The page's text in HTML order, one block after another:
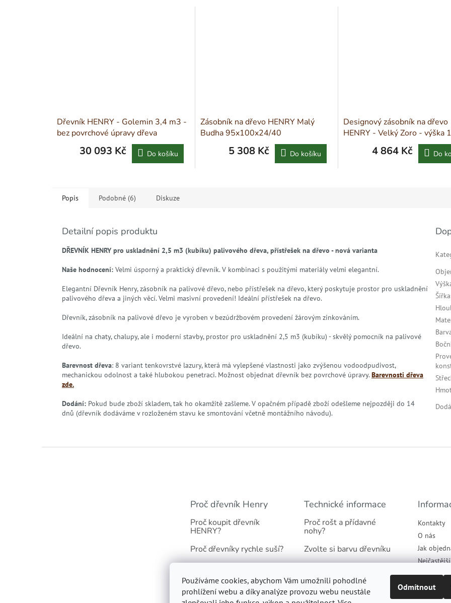
Používáme cookies, abychom Vám umožnili pohodlné
prohlížení webu a díky analýze provozu webu neustále
Odmítnout
Dřevník HENRY - Golemin 3,4 m3 -
bez povrchové úpravy dřeva
30 093 Kč Do košíku
Zásobník na dřevo HENRY Malý
Budha 95x100x24/40
5 308 Kč Do košíku
Designový zásobník na dřevo
HENRY - Velký Zoro - výška
4 864 Kč Do
Popis Podobné (6) Diskuze
Detailní popis produktu
DŘEVNÍK HENRY pro uskladnění 2,5 m3 (kubíku) palivového dřeva, přístřešek na dřevo - nová varianta
Naše hodnocení: Velmi úsporný a praktický dřevník. V kombinaci s použitými materiály velmi elegantní.
Elegantní Dřevník Henry, zásobník na palivové dřevo, nebo přístřešek na dřevo, který poskytuje prostor pro uskladnění
palivového dřeva a jiných věcí. Velmi masivní provedení! Ideální přístřešek na dřevo.
Dřevník, zásobník na palivové dřevo je vyroben v bezúdržbovém provedení žárovým zinkováním.
Ideální na chaty, chalupy, ale i moderní stavby, prostor pro uskladnění 2,5 m3 (kubíku) - skvělý pomocník na palivové
dřevo.
Barevnost dřeva: 8 variant tenkovrstvé lazury, která má vylepšené vlastnosti jako zvýšenou vodoodpudivost,
mechanickou odolnost a také hlubokou penetraci. Možnost objednat dřevník bez povrchové úpravy.Barevnosti dřeva
zde.
Dodání: Pokud bude zboží skladem, tak ho okamžitě zašleme. V opačném případě zboží odešleme nejpozději do 14
dnů (dřevník dodáváme v rozloženém stavu ke smontování včetně montážního návodu).
Šířka
Proč dřevník Henry
Proč koupit dřevník
HENRY?
Proč dřevníky rychle suší?
Dřevník s tradicí
Technické informace
Proč rošt a přídavné
nohy?
Zvolte si barvu dřevníku
Proč suché dřevo
Kontakty
O nás
Jak
Obchodní
Podmínky